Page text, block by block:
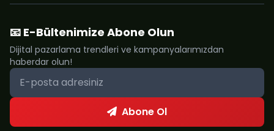
📧 E-Bültenimize Abone Olun
Dijital pazarlama trendleri ve kampanyalarımızdan
haberdar olun!
Abone Ol